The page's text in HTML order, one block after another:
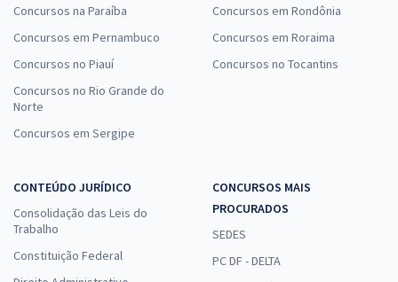
Concursos na Paraíba
Concursos em Pernambuco
Concursos no Piauí
Concursos no Rio Grande do
Norte
Concursos em Sergipe
Concursos em Rondônia
Concursos em Roraima
Concursos no Tocantins
CONTEÚDO JURÍDICO
Consolidação das Leis do
Trabalho
Constituição Federal
CONCURSOS MAIS
PROCURADOS
SEDES
PC DF - DELTA